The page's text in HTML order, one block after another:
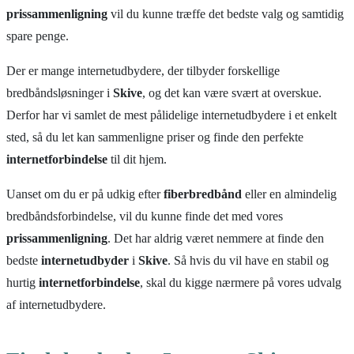
prissammenligning vil du kunne træffe det bedste valg og samtidig
spare penge.
Der er mange internetudbydere, der tilbyder forskellige
bredbåndsløsninger i Skive, og det kan være svært at overskue.
Derfor har vi samlet de mest pålidelige internetudbydere i et enkelt
sted, så du let kan sammenligne priser og finde den perfekte
internetforbindelse til dit hjem.
Uanset om du er på udkig efterfiberbredbånd eller en almindelig
bredbåndsforbindelse, vil du kunne finde det med vores
prissammenligning. Det har aldrig været nemmere at finde den
bedste internetudbyder i Skive. Så hvis du vil have en stabil og
hurtig internetforbindelse, skal du kigge nærmere på vores udvalg
af internetudbydere.